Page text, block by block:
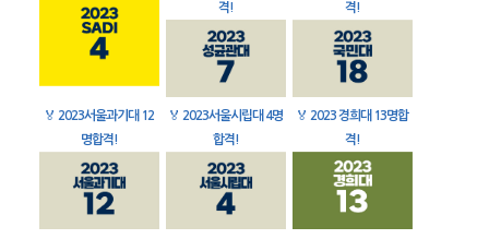
격!
격!
🏅 2023서울과기대 12
명합격!
🏅 2023서울시립대 4명
합격!
🏅 2023 경희대 13명합
격!